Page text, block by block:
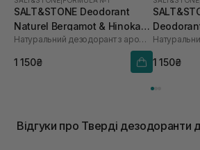
SALT&STONE Deodorant
Naturel Bergamot & Hinoka
Formula №1 75 г
Натуральний дезодорант з ароматом бергамота і хіноки
1 150₴
Formula
1 150₴
Відгуки про Тверді дезодоранти